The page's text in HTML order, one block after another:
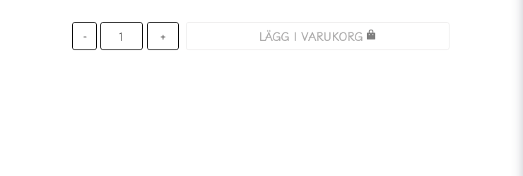
- + LÄGG I VARUKORG